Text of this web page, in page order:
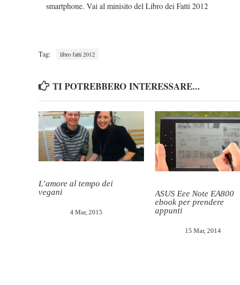
smartphone. Vai al minisito del Libro dei Fatti 2012
Tag: libro fatti 2012
TI POTREBBERO INTERESSARE...
L’amore al tempo dei
vegani
4 Mar, 2015
ASUS Eee Note EA800
ebook per prendere
appunti
15 Mar, 2014